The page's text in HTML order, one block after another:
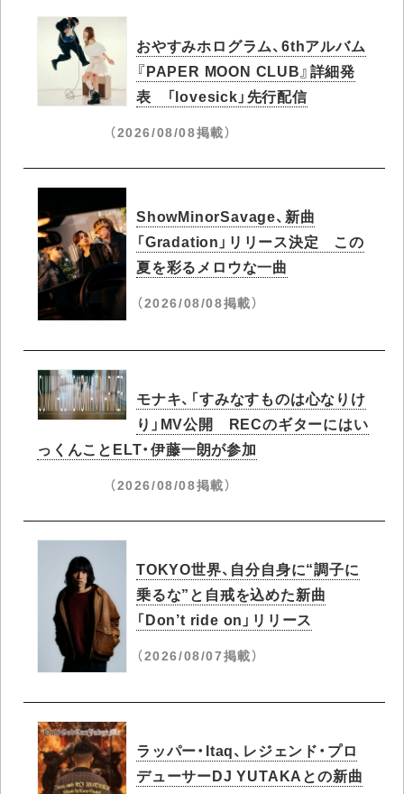
おやすみホログラム、6thアルバム
『PAPER MOON CLUB』詳細発
表 「lovesick」先行配信
（2026/08/08掲載）
ShowMinorSavage、新曲
「Gradation」リリース決定 この
夏を彩るメロウな一曲
（2026/08/08掲載）
モナキ、「すみなすものは心なりけ
り」MV公開 RECのギターにはい
っくんことELT・伊藤一朗が参加
（2026/08/08掲載）
TOKYO世界、自分自身に“調子に
乗るな”と自戒を込めた新曲
「Don’t ride on」リリース
（2026/08/07掲載）
ラッパー・Itaq、レジェンド・プロ
デューサーDJ YUTAKAとの新曲